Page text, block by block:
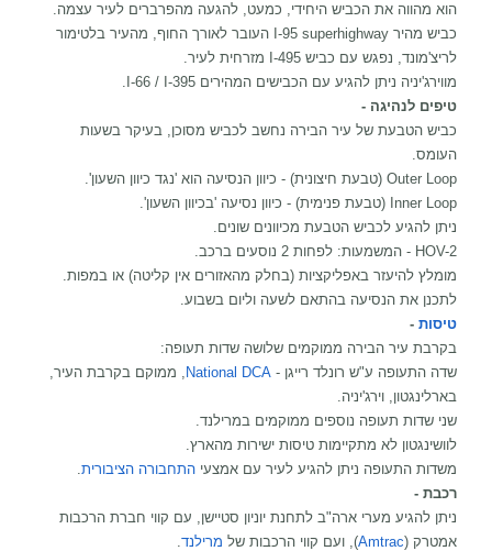
הוא מהווה את הכביש היחידי, כמעט, להגעה מהפרברים לעיר עצמה.
כביש מהיר I-95 superhighway העובר לאורך החוף, מהעיר בלטימור
לריצ'מונד, נפגש עם כביש I-495 מזרחית לעיר.
מווירג'יניה ניתן להגיע עם הכבישים המהירים I-66 / I-395.
טיפים לנהיגה -
כביש הטבעת של עיר הבירה נחשב לכביש מסוכן, בעיקר בשעות
העומס.
Outer Loop (טבעת חיצונית) - כיוון הנסיעה הוא 'נגד כיוון השעון'.
Inner Loop (טבעת פנימית) - כיוון נסיעה 'בכיוון השעון'.
ניתן להגיע לכביש הטבעת מכיוונים שונים.
HOV-2 - המשמעות: לפחות 2 נוסעים ברכב.
מומלץ להיעזר באפליקציות (בחלק מהאזורים אין קליטה) או במפות.
לתכנן את הנסיעה בהתאם לשעה וליום בשבוע.
טיסות -
בקרבת עיר הבירה ממוקמים שלושה שדות תעופה:
שדה התעופה ע"ש רונלד רייגן - National DCA , ממוקם בקרבת העיר,
בארלינגטון, וירג'יניה.
שני שדות תעופה נוספים ממוקמים במרילנד.
לוושינגטון לא מתקיימות טיסות ישירות מהארץ.
משדות התעופה ניתן להגיע לעיר עם אמצעי התחבורה הציבורית.
רכבת -
ניתן להגיע מערי ארה"ב לתחנת יוניון סטיישן, עם קווי חברת הרכבות
אמטרק (Amtrac), ועם קווי הרכבות של מרילנד.